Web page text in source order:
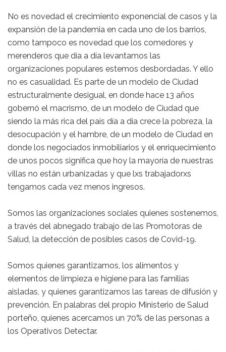
No es novedad el crecimiento exponencial de casos y la
expansión de la pandemia en cada uno de los barrios,
como tampoco es novedad que los comedores y
merenderos que día a día levantamos las
organizaciones populares estemos desbordadas. Y ello
no es casualidad. Es parte de un modelo de Ciudad
estructuralmente desigual, en donde hace 13 años
gobernó el macrismo, de un modelo de Ciudad que
siendo la más rica del país día a día crece la pobreza, la
desocupación y el hambre, de un modelo de Ciudad en
donde los negociados inmobiliarios y el enriquecimiento
de unos pocos significa que hoy la mayoría de nuestras
villas no están urbanizadas y que lxs trabajadorxs
tengamos cada vez menos ingresos.
Somos las organizaciones sociales quienes sostenemos,
a través del abnegado trabajo de las Promotoras de
Salud, la detección de posibles casos de Covid-19.
Somos quienes garantizamos, los alimentos y
elementos de limpieza e higiene para las familias
aisladas, y quienes garantizamos las tareas de difusión y
prevención. En palabras del propio Ministerio de Salud
porteño, quienes acercamos un 70% de las personas a
los Operativos Detectar.